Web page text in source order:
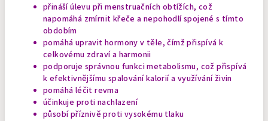
přináší úlevu při menstruačních obtížích, což
napomáhá zmírnit křeče a nepohodlí spojené s tímto
obdobím
pomáhá upravit hormony v těle, čímž přispívá k
celkovému zdraví a harmonii
podporuje správnou funkci metabolismu, což přispívá
k efektivnějšímu spalování kalorií a využívání živin
pomáhá léčit revma
účinkuje proti nachlazení
působí příznivě proti vysokému tlaku